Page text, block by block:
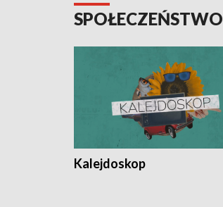
SPOŁECZEŃSTWO
Kalejdoskop